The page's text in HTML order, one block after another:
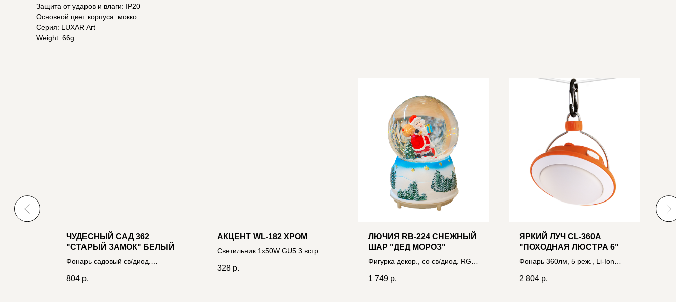
Защита от ударов и влаги: IP20
Основной цвет корпуса: мокко
Серия: LUXAR Art
Weight: 66g
ЧУДЕСНЫЙ САД 362
"СТАРЫЙ ЗАМОК" БЕЛЫЙ
Фонарь садовый св/диод.
3xAAA 4606400207023
804 р.
АКЦЕНТ WL-182 ХРОМ
Светильник 1x50W GU5.3 встр.
матовым стеклом
328 р.
ЛЮЧИЯ RB-224 СНЕЖНЫЙ
ШАР "ДЕД МОРОЗ"
Фигурка декор., со св/диод. RGB
1 749 р.
ЯРКИЙ ЛУЧ CL-360A
"ПОХОДНАЯ ЛЮСТРА 6"
Фонарь 360лм, 5 реж., Li-Ion
powerbank 4606400105541
2 804 р.